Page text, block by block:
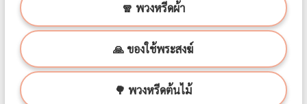
🧣 พวงหรีดผ้า
🙏 ของใช้พระสงฆ์
🌳 พวงหรีดต้นไม้